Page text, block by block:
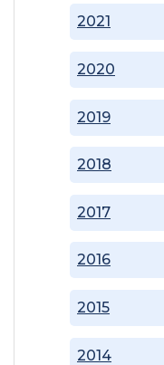
2014
2015
2016
2017
2018
2019
2020
2021